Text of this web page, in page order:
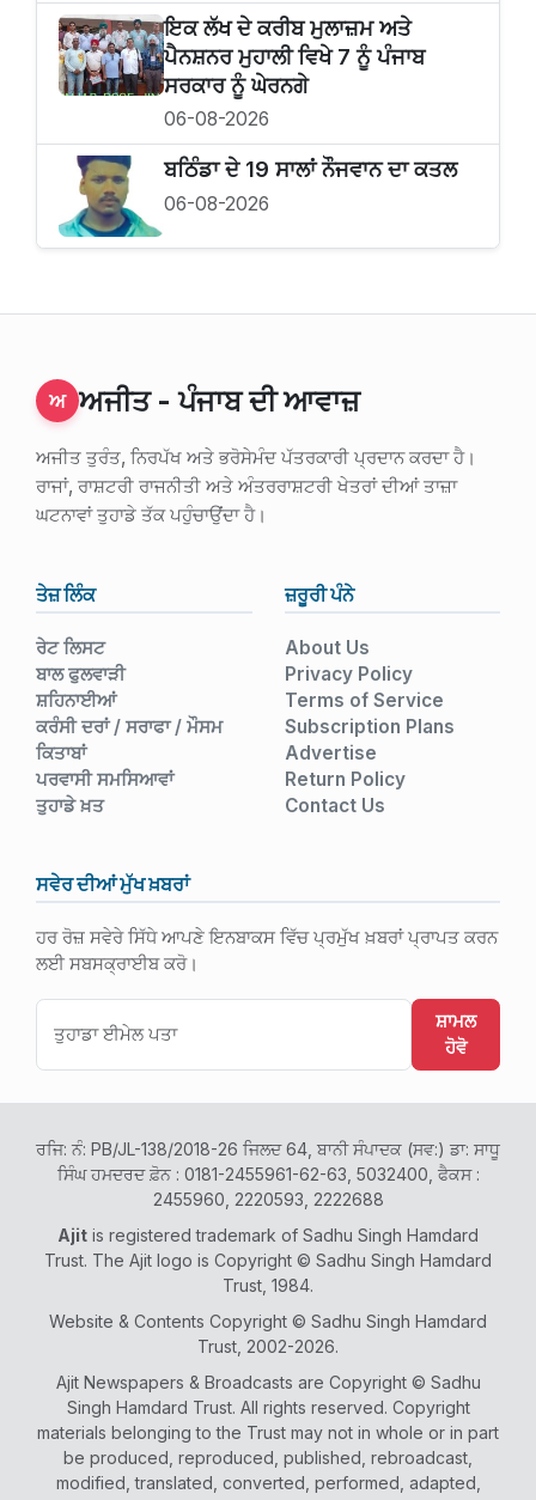
ਇਕ ਲੱਖ ਦੇ ਕਰੀਬ ਮੁਲਾਜ਼ਮ ਅਤੇ
ਪੈਨਸ਼ਨਰ ਮੁਹਾਲੀ ਵਿਖੇ 7 ਨੂੰ ਪੰਜਾਬ
ਸਰਕਾਰ ਨੂੰ ਘੇਰਨਗੇ
06-08-2026
ਬਠਿੰਡਾ ਦੇ 19 ਸਾਲਾਂ ਨੌਜਵਾਨ ਦਾ ਕਤਲ
06-08-2026
ਅ ਅਜੀਤ - ਪੰਜਾਬ ਦੀ ਆਵਾਜ਼
ਅਜੀਤ ਤੁਰੰਤ, ਨਿਰਪੱਖ ਅਤੇ ਭਰੋਸੇਮੰਦ ਪੱਤਰਕਾਰੀ ਪ੍ਰਦਾਨ ਕਰਦਾ ਹੈ।
ਰਾਜਾਂ, ਰਾਸ਼ਟਰੀ ਰਾਜਨੀਤੀ ਅਤੇ ਅੰਤਰਰਾਸ਼ਟਰੀ ਖੇਤਰਾਂ ਦੀਆਂ ਤਾਜ਼ਾ
ਘਟਨਾਵਾਂ ਤੁਹਾਡੇ ਤੱਕ ਪਹੁੰਚਾਉਂਦਾ ਹੈ।
ਤੇਜ਼ ਲਿੰਕ
ਰੇਟ ਲਿਸਟ
ਬਾਲ ਫੁਲਵਾੜੀ
ਸ਼ਹਿਨਾਈਆਂ
ਕਰੰਸੀ ਦਰਾਂ / ਸਰਾਫਾ / ਮੌਸਮ
ਕਿਤਾਬਾਂ
ਪਰਵਾਸੀ ਸਮਸਿਆਵਾਂ
ਤੁਹਾਡੇ ਖ਼ਤ
ਜ਼ਰੂਰੀ ਪੰਨੇ
About Us
Privacy Policy
Terms of Service
Subscription Plans
Advertise
Return Policy
Contact Us
ਸਵੇਰ ਦੀਆਂ ਮੁੱਖ ਖ਼ਬਰਾਂ
ਹਰ ਰੋਜ਼ ਸਵੇਰੇ ਸਿੱਧੇ ਆਪਣੇ ਇਨਬਾਕਸ ਵਿੱਚ ਪ੍ਰਮੁੱਖ ਖ਼ਬਰਾਂ ਪ੍ਰਾਪਤ ਕਰਨ
ਲਈ ਸਬਸਕ੍ਰਾਈਬ ਕਰੋ।
ਸ਼ਾਮਲ
ਹੋਵੋ
ਰਜਿ: ਨੰ: PB/JL-138/2018-26 ਜਿਲਦ 64, ਬਾਨੀ ਸੰਪਾਦਕ (ਸਵ:) ਡਾ: ਸਾਧੂ
ਸਿੰਘ ਹਮਦਰਦ ਫ਼ੋਨ : 0181-2455961-62-63, 5032400, ਫੈਕਸ :
2455960, 2220593, 2222688
Ajit is registered trademark of Sadhu Singh Hamdard
Trust. The Ajit logo is Copyright © Sadhu Singh Hamdard
Trust, 1984.
Website & Contents Copyright © Sadhu Singh Hamdard
Trust, 2002-2026.
Ajit Newspapers & Broadcasts are Copyright © Sadhu
Singh Hamdard Trust. All rights reserved. Copyright
materials belonging to the Trust may not in whole or in part
be produced, reproduced, published, rebroadcast,
modified, translated, converted, performed, adapted,